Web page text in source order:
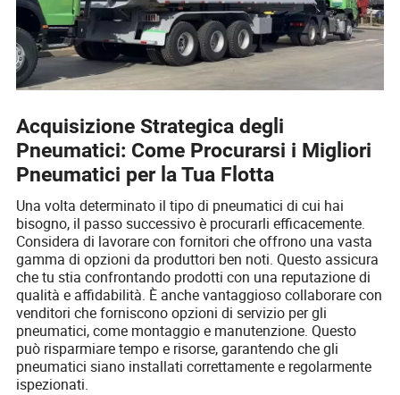
Acquisizione Strategica degli
Pneumatici: Come Procurarsi i Migliori
Pneumatici per la Tua Flotta
Una volta determinato il tipo di pneumatici di cui hai
bisogno, il passo successivo è procurarli efficacemente.
Considera di lavorare con fornitori che offrono una vasta
gamma di opzioni da produttori ben noti. Questo assicura
che tu stia confrontando prodotti con una reputazione di
qualità e affidabilità. È anche vantaggioso collaborare con
venditori che forniscono opzioni di servizio per gli
pneumatici, come montaggio e manutenzione. Questo
può risparmiare tempo e risorse, garantendo che gli
pneumatici siano installati correttamente e regolarmente
ispezionati.